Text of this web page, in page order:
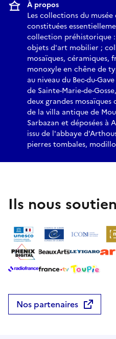
À propos
Les collections du
constituées
collection préhistorique
objets d'art mobilier ;
mosaïques, céramiques,
monoxyle en chêne de
au niveau du Bec-du-
de Sainte-Marie-de-
deux grandes
de la villa antique de
Sarbazan et déposées à
issu de l'abbaye
pierres tombales,
Ils nous
Nos partenaires